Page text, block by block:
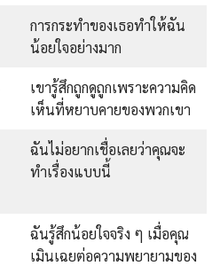
การกระทำของเธอทำให้ฉัน
น้อยใจอย่างมาก
เขารู้สึกถูกดูถูกเพราะความคิด
เห็นที่หยาบคายของพวกเขา
ฉันไม่อยากเชื่อเลยว่าคุณจะ
ทำเรื่องแบบนี้
ฉันรู้สึกน้อยใจจริง ๆ เมื่อคุณ
เมินเฉยต่อความพยายามของ